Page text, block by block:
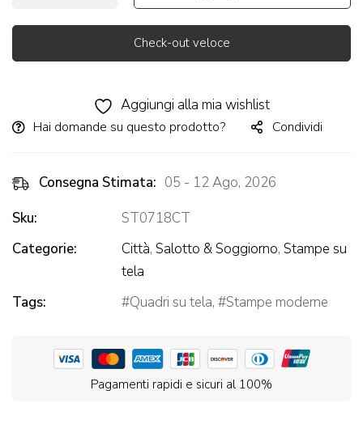
Check-out veloce
Aggiungi alla mia wishlist
Hai domande su questo prodotto? Condividi
Consegna Stimata: 05 - 12 Ago, 2026
Sku:
ST0718CT
Categorie:
Città, Salotto & Soggiorno, Stampe su
tela
Tags:
Quadri su tela, Stampe moderne
Pagamenti rapidi e sicuri al 100%